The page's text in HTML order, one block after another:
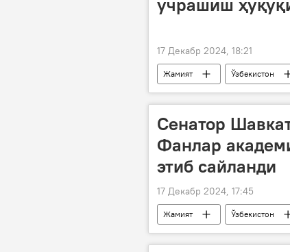
17 Декабр 2024, 18:21
Жамият Ўзбекистон
ИИВ
Сенатор
Фанлар
этиб сайланди
17 Декабр 2024, 17:45
Жамият Ўзбекистон
янги тайинлов